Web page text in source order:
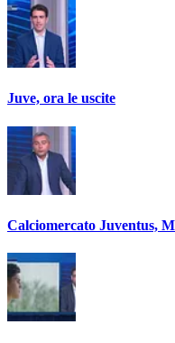
Juve, ora le uscite
Calciomercato Juventus,